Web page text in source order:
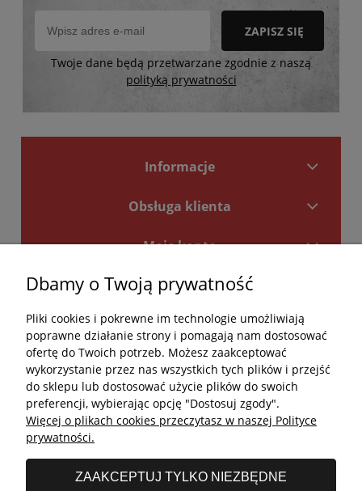
ZAPISZ SIĘ
Twoje dane będą przetwarzane zgodnie z naszą
polityką prywatności
Informacje
Obsługa klienta
Moje konto
Płatności i dostawa
Kontakt
Kontakt
undefined
Godziny otwarcia salonu:
Poniedziałek - Piątek: 11:00 - 19:00
Dbamy o Twoją prywatność
Pliki cookies i pokrewne im technologie umożliwiają
poprawne działanie strony i pomagają nam dostosować
ofertę do Twoich potrzeb. Możesz zaakceptować
wykorzystanie przez nas wszystkich tych plików i przejść
do sklepu lub dostosować użycie plików do swoich
preferencji, wybierając opcję "Dostosuj zgody".
Więcej o plikach cookies przeczytasz w naszej Polityce
prywatności.
ZAAKCEPTUJ TYLKO NIEZBĘDNE